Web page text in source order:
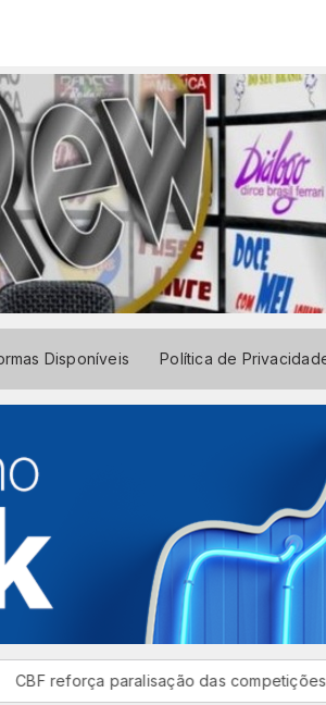
Disponíveis Política de
paralisação das competições durante